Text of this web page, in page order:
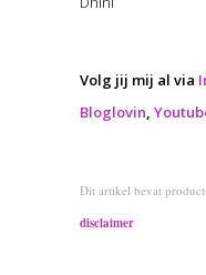
Volg jij mij al via
Bloglovin,
Dit artikel bevat
disclaimer